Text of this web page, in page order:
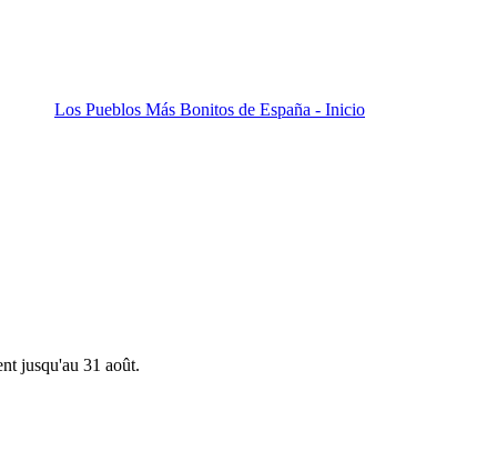
Los Pueblos Más Bonitos de España - Inicio
jusqu'au 31 août.